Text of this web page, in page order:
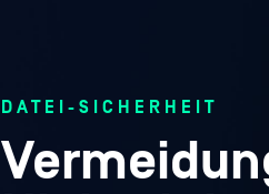
DATEI-SICHERHEIT